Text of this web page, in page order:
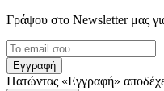
Γράψου στο Νewsletter μας
Εγγραφή
Πατώντας «Εγγραφή»